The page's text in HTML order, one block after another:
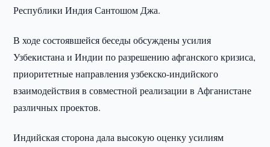
Республики Индия Сантошом Джа.
В ходе состоявшейся беседы обсуждены усилия
Узбекистана и Индии по разрешению афганского кризиса,
приоритетные направления узбекско-индийского
взаимодействия в совместной реализации в Афганистане
различных проектов.
Индийская сторона дала высокую оценку усилиям